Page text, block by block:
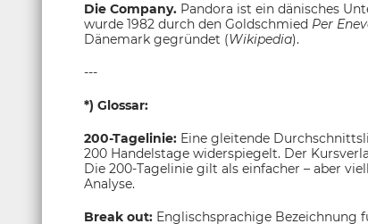
Die Company. Pandora ist ein dänisches
wurde 1982 durch den Goldschmied Per
Dänemark gegründet (Wikipedia).
---
*) Glossar:
200-Tagelinie: Eine gleitende
200 Handelstage widerspiegelt. Der
Die 200-Tagelinie gilt als einfacher – aber
Analyse.
Break out: Englischsprachige Bezeichnung